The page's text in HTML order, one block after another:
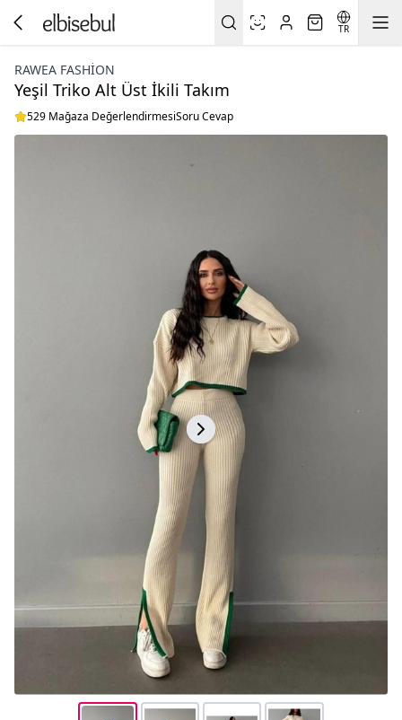
TR
RAWEA FASHİON
Yeşil Triko Alt Üst İkili Takım
529 Mağaza DeğerlendirmesiSoru Cevap